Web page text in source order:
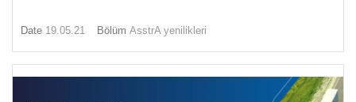
Date 19.05.21 Bölüm AsstrA yenilikleri